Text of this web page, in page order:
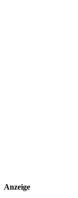
Anzeige